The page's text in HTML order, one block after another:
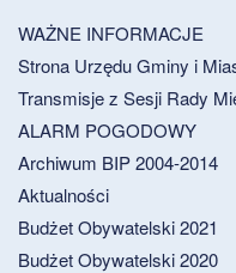
WAŻNE INFORMACJE
Strona Urzędu Gminy i
Transmisje z Sesji Rady
ALARM POGODOWY
Archiwum BIP 2004-2014
Aktualności
Budżet Obywatelski 2021
Budżet Obywatelski 2020